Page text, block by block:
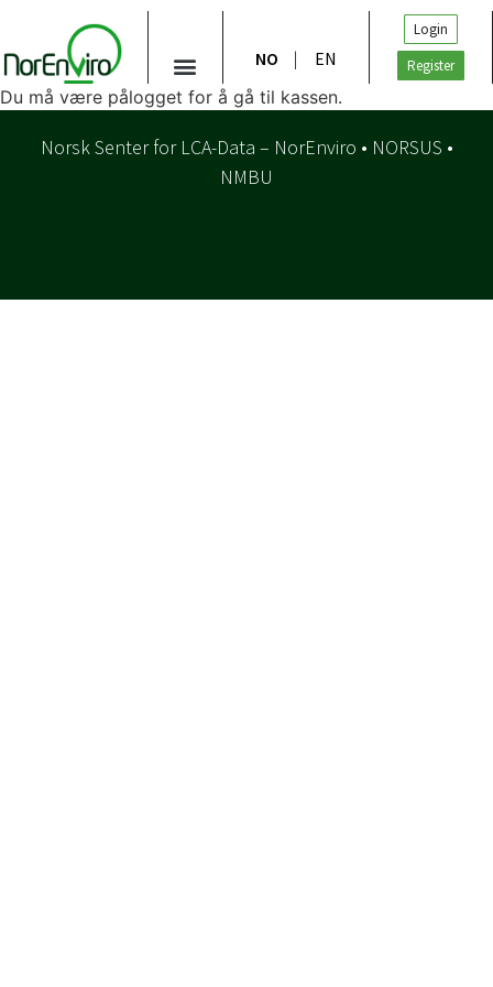
NO EN
Login
Register
Du må være pålogget for å gå til kassen.
Norsk Senter for LCA-Data – NorEnviro • NORSUS •
NMBU